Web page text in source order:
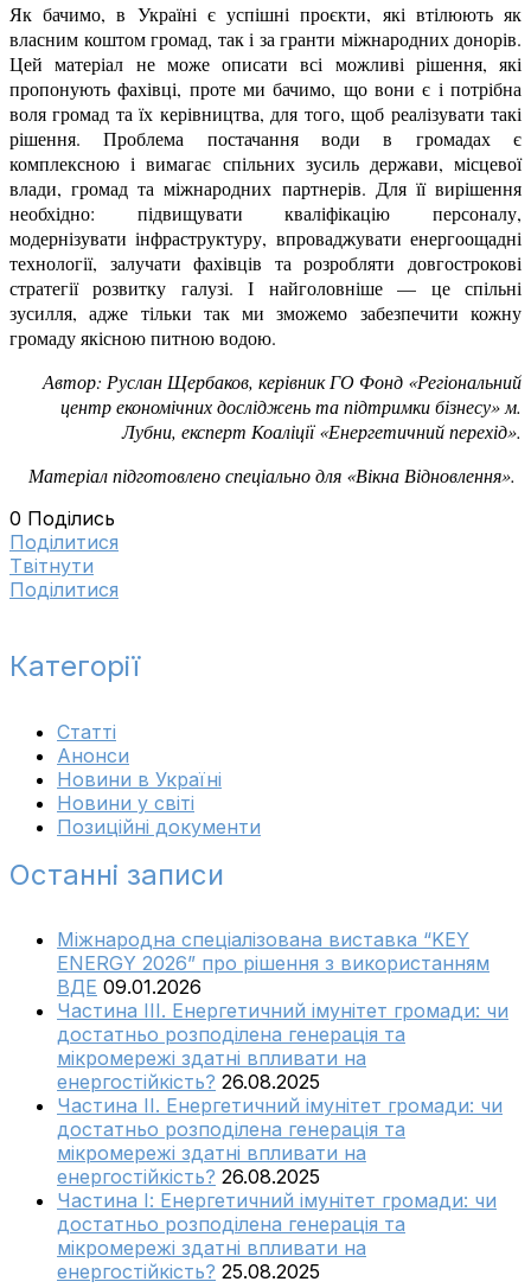
Як бачимо, в Україні є успішні проєкти, які втілюють як
власним коштом громад, так і за гранти міжнародних донорів.
Цей матеріал не може описати всі можливі рішення, які
пропонують фахівці, проте ми бачимо, що вони є і потрібна
воля громад та їх керівництва, для того, щоб реалізувати такі
рішення.Проблема постачання води в громадах є
комплексною і вимагає спільних зусиль держави, місцевої
влади, громад та міжнародних партнерів. Для її вирішення
необхідно: підвищувати кваліфікацію персоналу,
модернізувати інфраструктуру, впроваджувати енергоощадні
технології, залучати фахівців та розробляти довгострокові
стратегії розвитку галузі. І найголовніше — це спільні
зусилля, адже тільки так ми зможемо забезпечити кожну
громаду якісною питною водою.
Автор: Руслан Щербаков, керівник ГО Фонд «Регіональний
центр економічних досліджень та підтримки бізнесу» м.
Лубни, експерт Коаліції «Енергетичний перехід».
Матеріал підготовленоспеціально для «Вікна Відновлення».
0 Поділись
Поділитися
Tвітнути
Поділитися
Категорії
Cтатті
Анонси
Новини в Україні
Новини у світі
Позиційні документи
Останні записи
Міжнародна спеціалізована виставка “KEY
ENERGY 2026” про рішення з використанням
ВДЕ 09.01.2026
Частина ІІІ. Енергетичний імунітет громади: чи
достатньо розподілена генерація та
мікромережі здатні впливати на
енергостійкість? 26.08.2025
Частина ІІ. Енергетичний імунітет громади: чи
достатньо розподілена генерація та
мікромережі здатні впливати на
енергостійкість? 26.08.2025
Частина І: Енергетичний імунітет громади: чи
достатньо розподілена генерація та
мікромережі здатні впливати на
енергостійкість? 25.08.2025